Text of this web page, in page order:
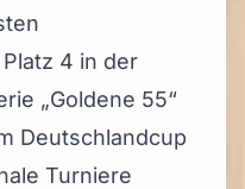
4 in der
„Goldene 55“
Deutschlandcup
Turniere